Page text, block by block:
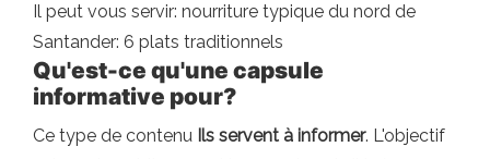
Il peut vous servir: nourriture typique du nord de
Santander: 6 plats traditionnels
Qu'est-ce qu'une capsule
informative pour?
Ce type de contenu Ils servent à informer. L'objectif